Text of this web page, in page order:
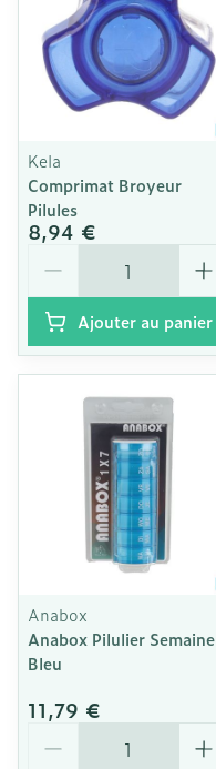
Kela
Comprimat Broyeur
Pilules
8,94 €
Ajouter au panier
Anabox
Anabox Pilulier Semaine
Bleu
11,79 €